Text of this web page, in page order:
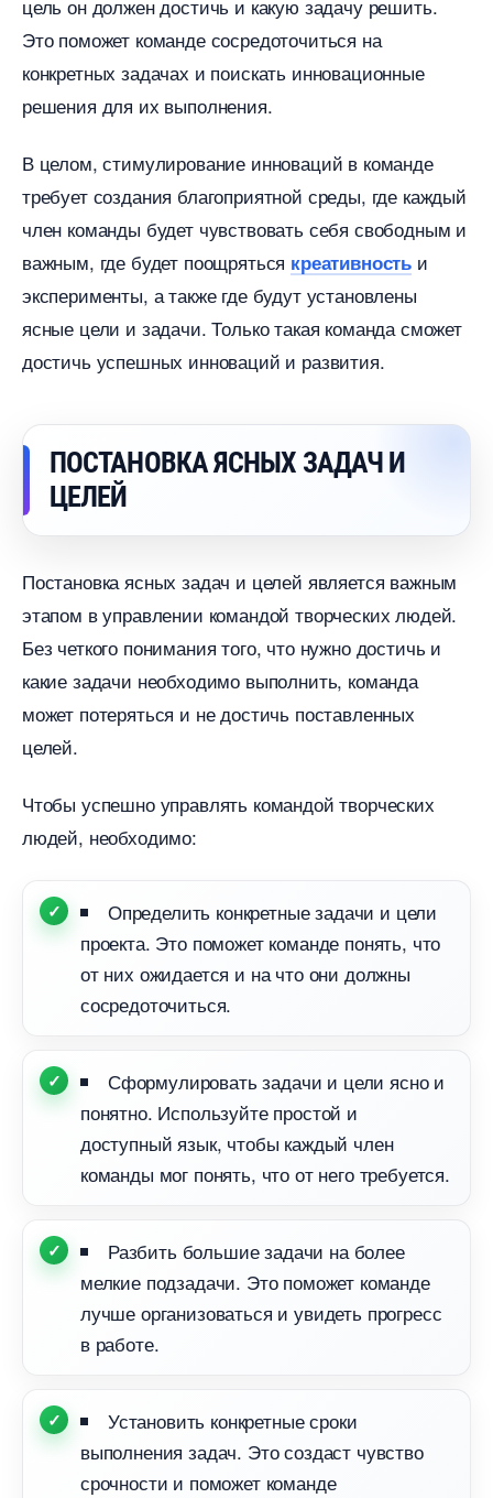
цель он должен достичь и какую задачу решить.
Это поможет команде сосредоточиться на
конкретных задачах и поискать инновационные
решения для их выполнения.
целом, стимулирование инноваций в команде
требует создания благоприятной среды, где каждый
член команды будет чувствовать себя свободным и
ажным, где будет поощряться креативность и
эксперименты, а также где будут установлены
ясные цели и задачи. Только такая команда сможет
достичь успешных инноваций и развития.
ПОСТАНОВКА ЯСНЫХ ЗАДАЧ И
ЦЕЛЕЙ
Постановка ясных задач и целей является важным
этапом в управлении командой творческих людей.
Без четкого понимания того, что нужно достичь и
какие задачи необходимо выполнить, команда
может потеряться и не достичь поставленных
целей.
Чтобы успешно управлять командой творческих
людей, необходимо:
Определить конкретные задачи и цели
проекта. Это поможет команде понять, что
от них ожидается и на что они должны
сосредоточиться.
Сформулировать задачи и цели ясно и
понятно. Используйте простой и
доступный язык, чтобы каждый член
команды мог понять, что от него требуется.
Разбить большие задачи на более
мелкие подзадачи. Это поможет команде
лучше организоваться и увидеть прогресс
работе.
Установить конкретные сроки
ыполнения задач. Это создаст чувство
срочности и поможет команде